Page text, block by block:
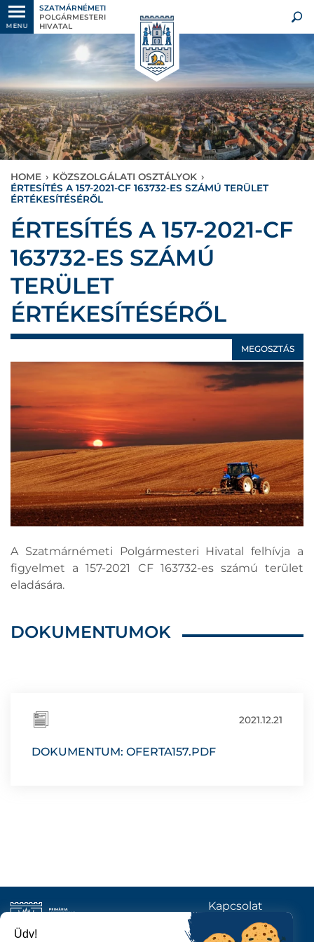
MENU
SZATMÁRNÉMETI
POLGÁRMESTERI
HIVATAL
HOME › KÖZSZOLGÁLATI OSZTÁLYOK ›
ÉRTESÍTÉS A 157-2021-CF 163732-ES SZÁMÚ TERÜLET
ÉRTÉKESÍTÉSÉRŐL
ÉRTESÍTÉS A 157-2021-CF
163732-ES SZÁMÚ
TERÜLET
ÉRTÉKESÍTÉSÉRŐL
MEGOSZTÁS
A Szatmárnémeti Polgármesteri Hivatal felhívja a
figyelmet a 157-2021 CF 163732-es számú terület
eladására.
DOKUMENTUMOK
2021.12.21
DOKUMENTUM: OFERTA157.PDF
Kapcsolat
KÖVESSENEK
Üdv!